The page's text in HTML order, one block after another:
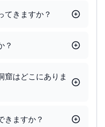
てきますか？
？
窟はどこにありま
きますか？